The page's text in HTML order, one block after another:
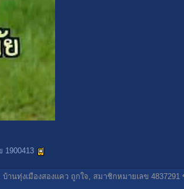
1900413
บ้านทุ่งเมืองสองแคว ถูกใจ, สมาชิกหมายเลข 4837291